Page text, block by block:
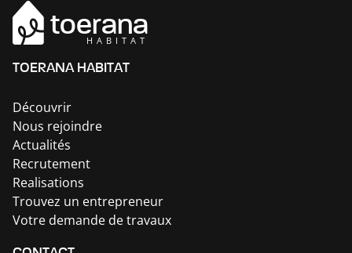
toerana
HABITAT
TOERANA HABITAT
Découvrir
Nous rejoindre
Actualités
Recrutement
Realisations
Trouvez un entrepreneur
Votre demande de travaux